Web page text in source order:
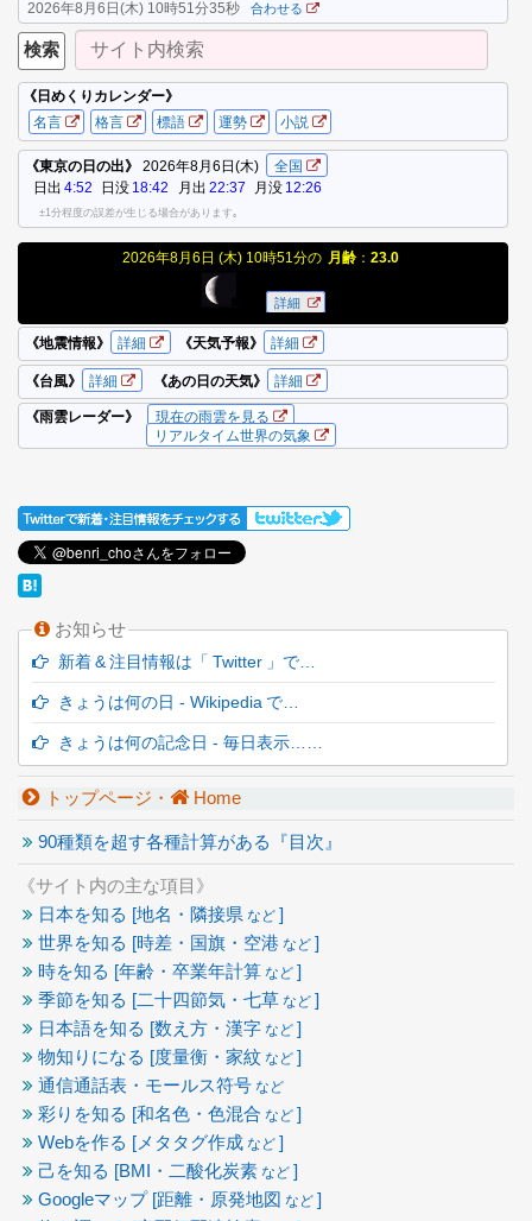
2026年8月6日(木) 10時51分36秒 合わせる
お知らせ
新着 & 注目情報は「 Twitter 」で…
きょうは何の日 - Wikipedia で…
きょうは何の記念日 - 毎日表示……
トップページ・ Home
90種類を超す各種計算がある『目次』
《サイト内の主な項目》
日本を知る [地名・隣接県 など ]
世界を知る [時差・国旗・空港 など ]
時を知る [年齢・卒業年計算 など ]
季節を知る [二十四節気・七草 など ]
日本語を知る [数え方・漢字 など ]
物知りになる [度量衡・家紋 など ]
通信通話表・モールス符号 など
彩りを知る [和名色・色混合 など ]
Webを作る [メタタグ作成 など ]
己を知る [BMI・二酸化炭素 など ]
Googleマップ [距離・原発地図 など ]